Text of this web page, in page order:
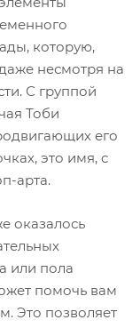
которую,
несмотря на
С группой
Тоби
его
это имя, с
арта.
оказалось
или пола
помочь вам
Это позволяет